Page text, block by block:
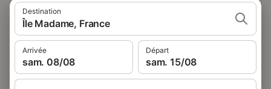
Destination
Île Madame, France
Arrivée
sam. 08/08
Départ
sam. 15/08